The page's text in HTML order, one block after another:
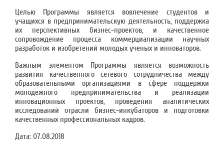
Целью Программы является вовлечение студентов и
учащихся в предпринимательскую деятельность, поддержка
их перспективных бизнес-проектов, и качественное
сопровождение процесса коммерциализации научных
разработок и изобретений молодых ученых и инноваторов.
Важным элементом Программы является возможность
развития качественного сетевого сотрудничества между
образовательными организациями в сфере поддержки
молодежного предпринимательства и реализации
инновационных проектов, проведения аналитических
исследований отрасли бизнес-инкубаторов и подготовки
качественных профессиональных кадров.
Дата: 07.08.2018